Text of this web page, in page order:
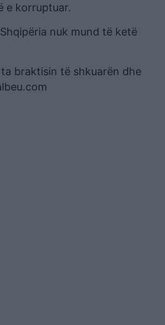
e korruptuar.
nuk mund të ketë
braktisin të shkuarën dhe